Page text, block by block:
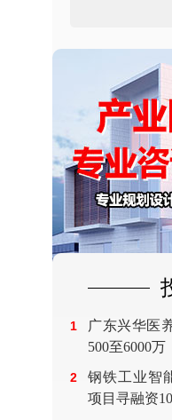
1
广东兴华医
500至6000万
2
钢铁工业智
项目寻融资